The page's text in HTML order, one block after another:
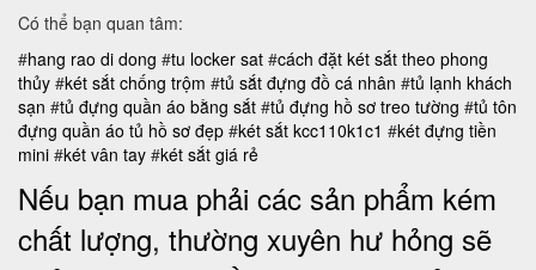
Có thể bạn quan tâm:
#hang rao di dong #tu locker sat #cách đặt két sắt theo phong
thủy #két sắt chống trộm #tủ sắt đựng đồ cá nhân #tủ lạnh khách
sạn #tủ đựng quần áo bằng sắt #tủ đựng hồ sơ treo tường #tủ tôn
đựng quần áo tủ hồ sơ đẹp #két sắt kcc110k1c1 #két đựng tiền
mini #két vân tay #két sắt giá rẻ
Nếu bạn mua phải các sản phẩm kém
chất lượng, thường xuyên hư hỏng sẽ